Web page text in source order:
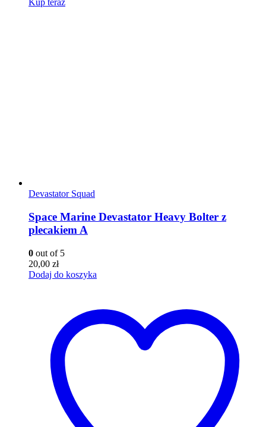
Kup teraz
Devastator Squad
Space Marine Devastator Heavy Bolter z
plecakiem A
0 out of 5
20,00 zł
Dodaj do koszyka